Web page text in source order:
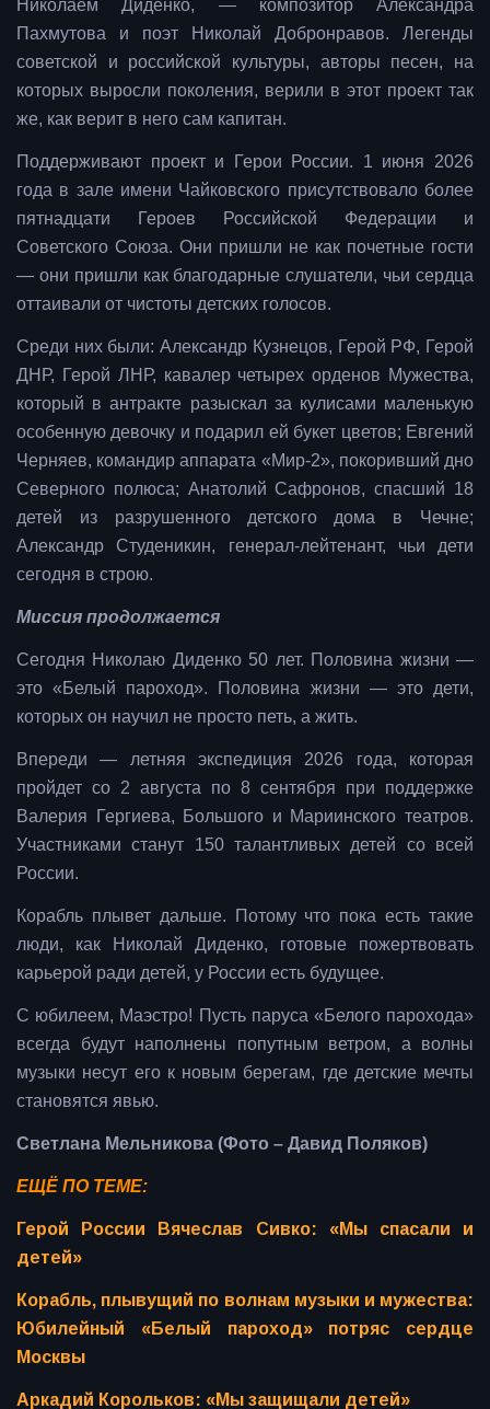
Николаем Диденко, — композитор Александра
Пахмутова и поэт Николай Добронравов. Легенды
советской и российской культуры, авторы песен, на
которых выросли поколения, верили в этот проект так
же, как верит в него сам капитан.
Поддерживают проект и Герои России. 1 июня 2026
года в зале имени Чайковского присутствовало более
пятнадцати Героев Российской Федерации и
Советского Союза. Они пришли не как почетные гости
— они пришли как благодарные слушатели, чьи сердца
оттаивали от чистоты детских голосов.
Среди них были: Александр Кузнецов, Герой РФ, Герой
ДНР, Герой ЛНР, кавалер четырех орденов Мужества,
который в антракте разыскал за кулисами маленькую
особенную девочку и подарил ей букет цветов; Евгений
Черняев, командир аппарата «Мир-2», покоривший дно
Северного полюса; Анатолий Сафронов, спасший 18
детей из разрушенного детского дома в Чечне;
Александр Студеникин, генерал-лейтенант, чьи дети
сегодня в строю.
Миссия продолжается
Сегодня Николаю Диденко 50 лет. Половина жизни —
это «Белый пароход». Половина жизни — это дети,
которых он научил не просто петь, а жить.
Впереди — летняя экспедиция 2026 года, которая
пройдет со 2 августа по 8 сентября при поддержке
Валерия Гергиева, Большого и Мариинского театров.
Участниками станут 150 талантливых детей со всей
России.
Корабль плывет дальше. Потому что пока есть такие
люди, как Николай Диденко, готовые пожертвовать
карьерой ради детей, у России есть будущее.
С юбилеем, Маэстро! Пусть паруса «Белого парохода»
всегда будут наполнены попутным ветром, а волны
музыки несут его к новым берегам, где детские мечты
становятся явью.
Светлана Мельникова (Фото – Давид Поляков)
ЕЩЁ ПО ТЕМЕ:
Герой России Вячеслав Сивко: «Мы спасали и
детей»
Корабль, плывущий по волнам музыки и мужества:
Юбилейный «Белый пароход» потряс сердце
Москвы
Аркадий Корольков: «Мы защищали детей»